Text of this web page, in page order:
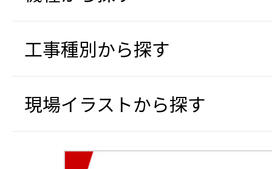
工事種別から探す
現場イラストから探す